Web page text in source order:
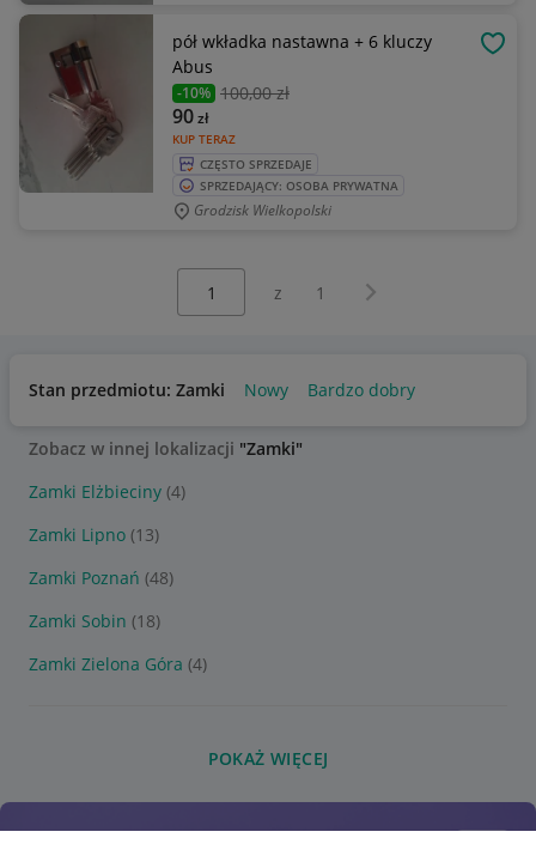
pół wkładka nastawna + 6 kluczy
Abus
-10% 100,00 zł
KUP TERAZ
90zł
CZĘSTO SPRZEDAJE
SPRZEDAJĄCY: OSOBA PRYWATNA
Grodzisk Wielkopolski
z 1 Następna strona
Stan przedmiotu: Zamki Nowy Bardzo dobry
Zobacz w innej lokalizacji "Zamki"
Zamki Elżbieciny (4)
Zamki Lipno (13)
Zamki Poznań (48)
Zamki Sobin (18)
Zamki Zielona Góra (4)
POKAŻ WIĘCEJ